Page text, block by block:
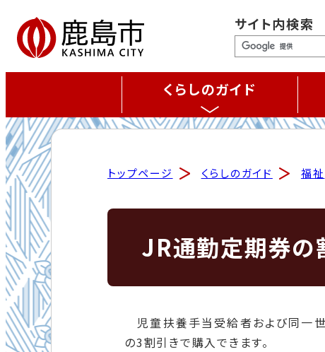
サイト内検索
くらしのガイド
トップページ くらしのガイド 福祉
JR通勤定期券の
児童扶養手当受給者および同一
の3割引きで購入できます。